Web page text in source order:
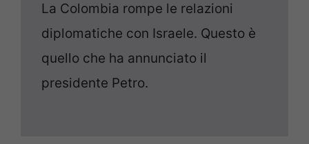
La Colombia rompe le relazioni
diplomatiche con Israele. Questo è
quello che ha annunciato il
presidente Petro.